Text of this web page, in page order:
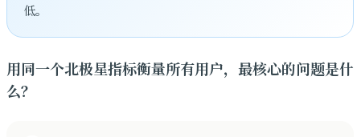
低。
用同一个北极星指标衡量所有用户，最核心的问题是什
么？